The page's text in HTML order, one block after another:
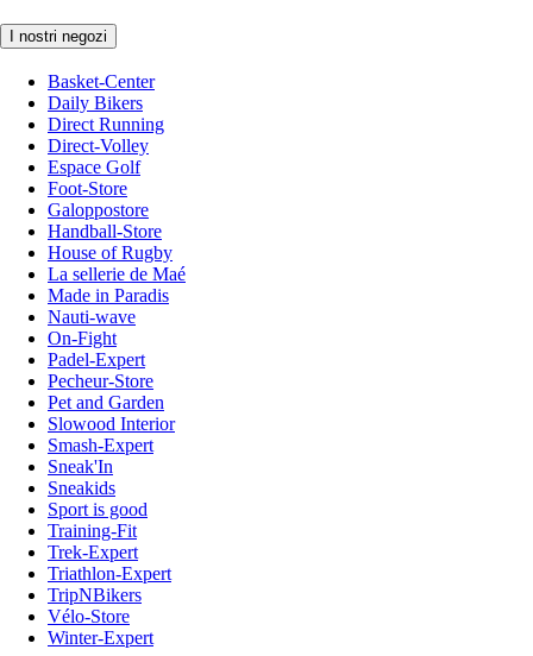
I nostri negozi
Basket-Center
Daily Bikers
Direct Running
Direct-Volley
Espace Golf
Foot-Store
Galoppostore
Handball-Store
House of Rugby
La sellerie de Maé
Made in Paradis
Nauti-wave
On-Fight
Padel-Expert
Pecheur-Store
Pet and Garden
Slowood Interior
Smash-Expert
Sneak'In
Sneakids
Sport is good
Training-Fit
Trek-Expert
Triathlon-Expert
TripNBikers
Vélo-Store
Winter-Expert